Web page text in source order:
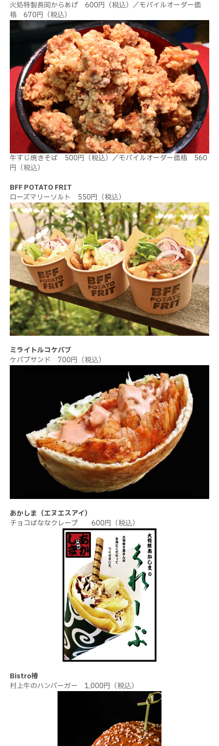
火処特製長岡からあげ 600円（税込）／モバイルオーダー価
格 670円（税込）
牛すじ焼きそば 500円（税込）／モバイルオーダー価格 560
円（税込）
BFF POTATO FRIT
ローズマリーソルト 550円（税込）
ミライトルコケバブ
ケバブサンド 700円（税込）
あかしま（エヌエスアイ）
チョコばななクレープ 600円（税込）
Bistro椿
村上牛のハンバーガー 1,000円（税込）